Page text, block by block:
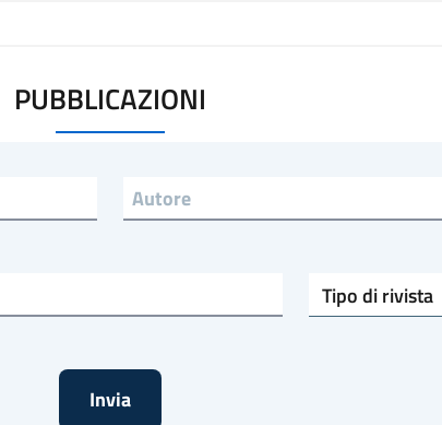
PUBBLICAZIONI
Autore (field_autore)
Tipo di rivista